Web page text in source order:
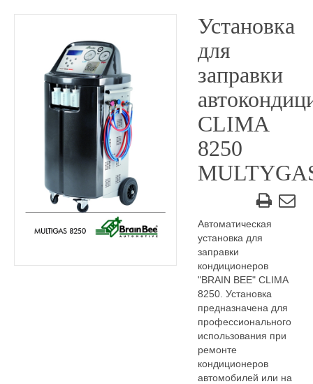
Установка
для
заправки
CLIMA
8250
Автоматическая
установка для
заправки
кондиционеров
"BRAIN BEE" CLIMA
8250. Установка
предназначена для
профессионального
использования при
ремонте
кондиционеров
автомобилей или на